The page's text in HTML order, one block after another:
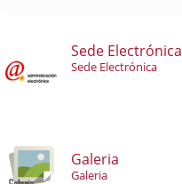
Sede Electrónica
Sede Electrónica
Galeria
Galeria